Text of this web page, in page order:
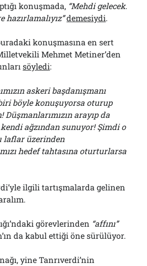
konuşmada, “Mehdi gelecek.
hazırlamalıyız”demesiydi.
konuşmasına en sert
Mehmet Metiner’den
söyledi:
askeri başdanışmanı
biri böyle konuşuyorsa oturup
arayıp da
kendi ağzından sunuyor! Şimdi o
laflar üzerinden
hedef tahtasına oturturlarsa
ilgili tartışmalarda gelinen
görevlerinden “affını”
da kabul ettiği öne sürülüyor.
yine Tanrıverdi’nin